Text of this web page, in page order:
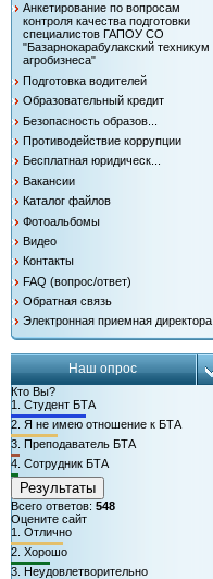
Анкетирование по вопросам
контроля качества подготовки
специалистов ГАПОУ СО
"Базарнокарабулакский техникум
агробизнеса"
Подготовка водителей
Образовательный кредит
Безопасность образов...
Противодействие коррупции
Бесплатная юридическ...
Вакансии
Каталог файлов
Фотоальбомы
Видео
Контакты
FAQ (вопрос/ответ)
Обратная связь
Электронная приемная директора
Наш опрос
Кто Вы?
1. Студент БТА
2. Я не имею отношение к БТА
3. Преподаватель БТА
4. Сотрудник БТА
Результаты
Всего ответов: 548
Оцените сайт
1. Отлично
2. Хорошо
3. Неудовлетворительно